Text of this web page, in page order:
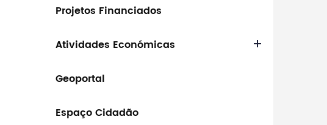
Projetos Financiados
Atividades Económicas
Geoportal
Espaço Cidadão